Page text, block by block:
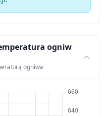
ogniw
ogniwa